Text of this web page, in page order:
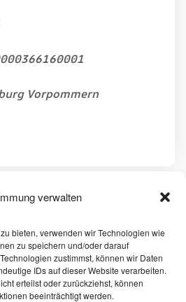
verwalten
bieten, verwenden wir Technologien wie
zu speichern und/oder darauf
zustimmst, können wir Daten
IDs auf dieser Website verarbeiten.
erteilst oder zurückziehst, können
beeinträchtigt werden.
Vorpommern